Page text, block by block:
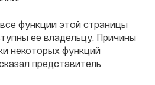
функции этой страницы
ее владельцу. Причины
некоторых функций
представитель